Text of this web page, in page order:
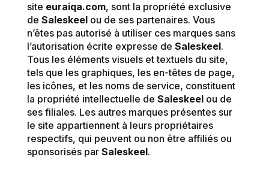
site euraiqa.com, sont la propriété exclusive
de Saleskeelou de ses partenaires. Vous
n’êtes pas autorisé à utiliser ces marques sans
l’autorisation écrite expresse de Saleskeel.
Tous les éléments visuels et textuels du site,
tels que les graphiques, les en-têtes de page,
les icônes, et les noms de service, constituent
la propriété intellectuelle de Saleskeelou de
ses filiales. Les autres marques présentes sur
le site appartiennent à leurs propriétaires
respectifs, qui peuvent ou non être affiliés ou
sponsorisés par Saleskeel.